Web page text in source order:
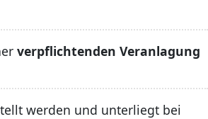
verpflichtenden Veranlagung
werden und unterliegt bei